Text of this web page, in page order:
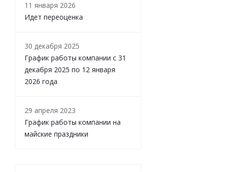
11 января 2026
Идет переоценка
30 декабря 2025
График работы компании с 31
декабря 2025 по 12 января
2026 года
29 апреля 2023
График работы компании на
майские праздники